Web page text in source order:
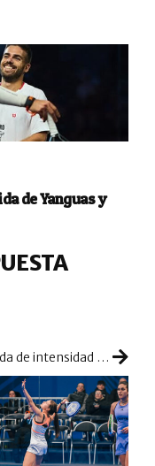
de Yanguas y
Subida de intensidad y de revoluciones para mantenerse en el cuadro final de A Coruña